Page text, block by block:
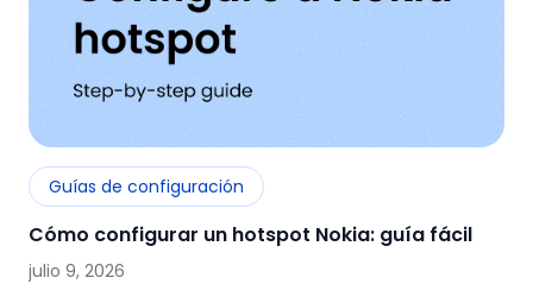
Guías de configuración
Cómo configurar un hotspot Nokia: guía fácil
julio 9, 2026